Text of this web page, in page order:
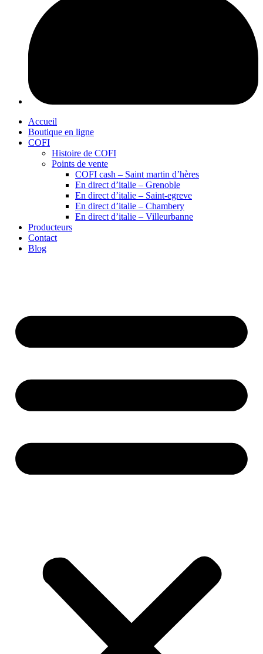
Accueil
Boutique en ligne
COFI
Histoire de COFI
Points de vente
COFI cash – Saint martin d’hères
En direct d’italie – Grenoble
En direct d’italie – Saint-egreve
En direct d’italie – Chambery
En direct d’italie – Villeurbanne
Producteurs
Contact
Blog